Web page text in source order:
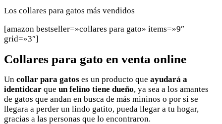
Los collares para gatos más vendidos
[amazon bestseller=»collares para gato» items=»9″
grid=»3″]
Collares para gato en venta online
Un collar para gatos es un producto que ayudará a
identidcar que un felino tiene dueño, ya sea a los amantes
de gatos que andan en busca de más mininos o por si se
llegara a perder un lindo gatito, pueda llegar a tu hogar,
gracias a las personas que lo encontraron.